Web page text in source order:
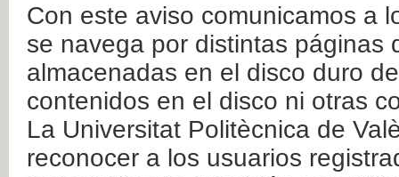
Con este aviso comunicamos a
se navega por distintas páginas
almacenadas en el disco duro
contenidos en el disco ni otras
La Universitat Politècnica de
reconocer a los usuarios